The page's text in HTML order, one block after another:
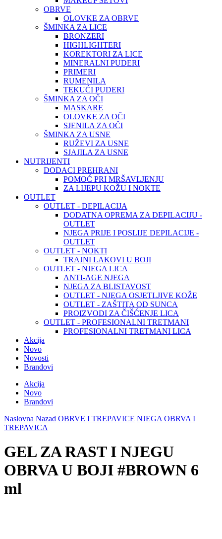
OBRVE
OLOVKE ZA OBRVE
ŠMINKA ZA LICE
BRONZERI
HIGHLIGHTERI
KOREKTORI ZA LICE
MINERALNI PUDERI
PRIMERI
RUMENILA
TEKUĆI PUDERI
ŠMINKA ZA OČI
MASKARE
OLOVKE ZA OČI
SJENILA ZA OČI
ŠMINKA ZA USNE
RUŽEVI ZA USNE
SJAJILA ZA USNE
NUTRIJENTI
DODACI PREHRANI
POMOĆ PRI MRŠAVLJENJU
ZA LIJEPU KOŽU I NOKTE
OUTLET
OUTLET - DEPILACIJA
DODATNA OPREMA ZA DEPILACIJU -
OUTLET
NJEGA PRIJE I POSLIJE DEPILACIJE -
OUTLET
OUTLET - NOKTI
TRAJNI LAKOVI U BOJI
OUTLET - NJEGA LICA
ANTI-AGE NJEGA
NJEGA ZA BLISTAVOST
OUTLET - NJEGA OSJETLJIVE KOŽE
OUTLET - ZAŠTITA OD SUNCA
PROIZVODI ZA ČIŠĆENJE LICA
OUTLET - PROFESIONALNI TRETMANI
PROFESIONALNI TRETMANI LICA
Akcija
Novo
Novosti
Brandovi
Akcija
Novo
Brandovi
Naslovna Nazad OBRVE I TREPAVICE NJEGA OBRVA I
TREPAVICA
GEL ZA RAST I NJEGU
OBRVA U BOJI #BROWN 6
ml